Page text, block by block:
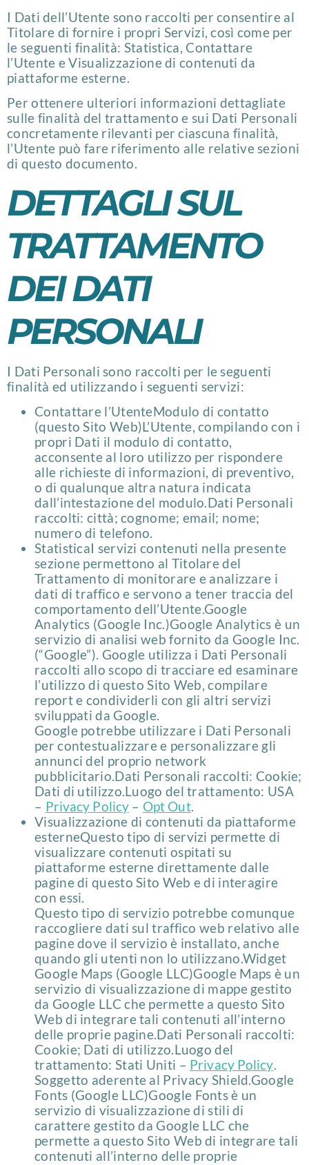
I Dati dell’Utente sono raccolti per consentire al
Titolare di fornire i propri Servizi, così come per
le seguenti finalità: Statistica, Contattare
l’Utente e Visualizzazione di contenuti da
piattaforme esterne.
Per ottenere ulteriori informazioni dettagliate
sulle finalità del trattamento e sui Dati Personali
concretamente rilevanti per ciascuna finalità,
l’Utente può fare riferimento alle relative sezioni
di questo documento.
DETTAGLI SUL
TRATTAMENTO
DEI DATI
PERSONALI
I Dati Personali sono raccolti per le seguenti
finalità ed utilizzando i seguenti servizi:
Contattare l’UtenteModulo di contatto
(questo Sito Web)L’Utente, compilando con i
propri Dati il modulo di contatto,
acconsente al loro utilizzo per rispondere
alle richieste di informazioni, di preventivo,
o di qualunque altra natura indicata
dall’intestazione del modulo.Dati Personali
raccolti: città; cognome; email; nome;
numero di telefono.
StatisticaI servizi contenuti nella presente
sezione permettono al Titolare del
Trattamento di monitorare e analizzare i
dati di traffico e servono a tener traccia del
comportamento dell’Utente.Google
Analytics (Google Inc.)Google Analytics è un
servizio di analisi web fornito da Google Inc.
(“Google”). Google utilizza i Dati Personali
raccolti allo scopo di tracciare ed esaminare
l’utilizzo di questo Sito Web, compilare
report e condividerli con gli altri servizi
sviluppati da Google.
Google potrebbe utilizzare i Dati Personali
per contestualizzare e personalizzare gli
annunci del proprio network
pubblicitario.Dati Personali raccolti: Cookie;
Dati di utilizzo.Luogo del trattamento: USA
– Privacy Policy – Opt Out.
Visualizzazione di contenuti da piattaforme
esterneQuesto tipo di servizi permette di
visualizzare contenuti ospitati su
piattaforme esterne direttamente dalle
pagine di questo Sito Web e di interagire
con essi.
Questo tipo di servizio potrebbe comunque
raccogliere dati sul traffico web relativo alle
pagine dove il servizio è installato, anche
quando gli utenti non lo utilizzano.Widget
Google Maps (Google LLC)Google Maps è un
servizio di visualizzazione di mappe gestito
da Google LLC che permette a questo Sito
Web di integrare tali contenuti all’interno
delle proprie pagine.Dati Personali raccolti:
Cookie; Dati di utilizzo.Luogo del
trattamento: Stati Uniti – Privacy Policy.
Soggetto aderente al Privacy Shield.Google
Fonts (Google LLC)Google Fonts è un
servizio di visualizzazione di stili di
carattere gestito da Google LLC che
permette a questo Sito Web di integrare tali
contenuti all’interno delle proprie